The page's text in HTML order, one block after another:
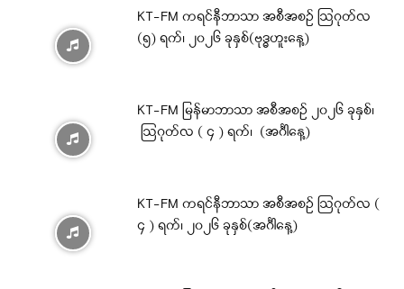
KT-FM ကရင်နီဘာသာ အစီအစဉ် ဩဂုတ်လ
(၅) ရက်၊ ၂၀၂၆ ခုနှစ်(ဗုဒ္ဓဟူးနေ့)
KT-FM မြန်မာဘာသာ အစီအစဉ် ၂၀၂၆ ခုနှစ်၊
ဩဂုတ်လ ( ၄ ) ရက်၊ (အင်္ဂါနေ့)
KT-FM ကရင်နီဘာသာ အစီအစဉ် ဩဂုတ်လ (
၄ ) ရက်၊ ၂၀၂၆ ခုနှစ်(အင်္ဂါနေ့)